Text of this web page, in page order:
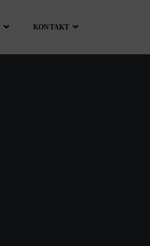
KONTAKT